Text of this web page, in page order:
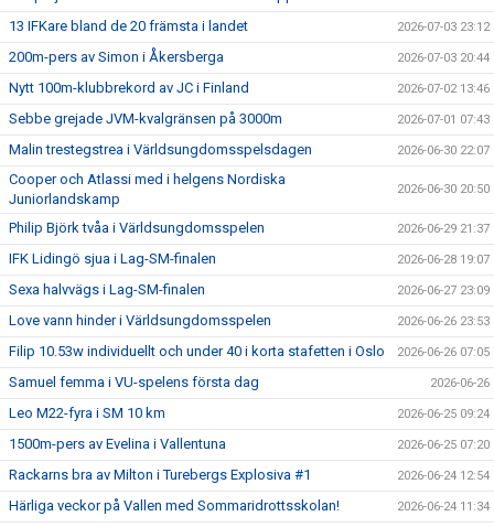
13 IFKare bland de 20 främsta i landet 2026-07-03 23:12
200m-pers av Simon i Åkersberga 2026-07-03 20:44
Nytt 100m-klubbrekord av JC i Finland 2026-07-02 13:46
Sebbe grejade JVM-kvalgränsen på 3000m 2026-07-01 07:43
Malin trestegstrea i Världsungdomsspelsdagen 2026-06-30 22:07
Cooper och Atlassi med i helgens Nordiska
Juniorlandskamp
2026-06-30 20:50
Philip Björk tvåa i Världsungdomsspelen 2026-06-29 21:37
IFK Lidingö sjua i Lag-SM-finalen 2026-06-28 19:07
Sexa halvvägs i Lag-SM-finalen 2026-06-27 23:09
Love vann hinder i Världsungdomsspelen 2026-06-26 23:53
Filip 10.53w individuellt och under 40 i korta stafetten i Oslo 2026-06-26 07:05
Samuel femma i VU-spelens första dag 2026-06-26
Leo M22-fyra i SM 10 km 2026-06-25 09:24
1500m-pers av Evelina i Vallentuna 2026-06-25 07:20
Rackarns bra av Milton i Turebergs Explosiva #1 2026-06-24 12:54
Härliga veckor på Vallen med Sommaridrottsskolan! 2026-06-24 11:34